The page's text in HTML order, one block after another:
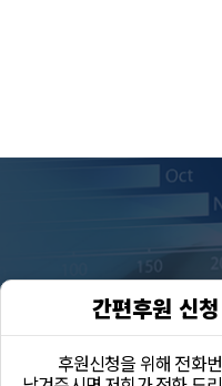
간편후원 신청
후원신청을 위해 전화